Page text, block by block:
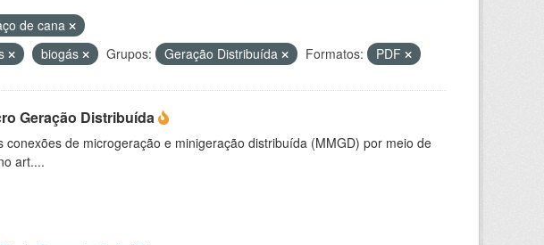
de cana
biogás Grupos: Geração Distribuída Formatos: PDF
Geração Distribuída
de microgeração e minigeração distribuída (MMGD) por meio de
art....